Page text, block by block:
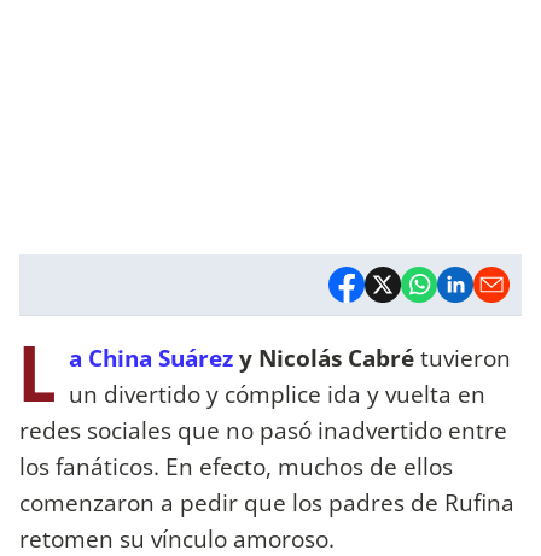
L a China Suárezy Nicolás Cabrétuvieron
un divertido y cómplice ida y vuelta en
redes sociales que no pasó inadvertido entre
los fanáticos. En efecto, muchos de ellos
comenzaron a pedir que los padres de Rufina
retomen su vínculo amoroso.